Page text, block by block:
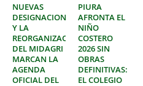
NUEVAS
DESIGNACIONES
Y LA
REORGANIZACIÓN
DEL MIDAGRI
MARCAN LA
AGENDA
OFICIAL DEL
PIURA
AFRONTA EL
NIÑO
COSTERO
2026 SIN
OBRAS
DEFINITIVAS:
EL COLEGIO